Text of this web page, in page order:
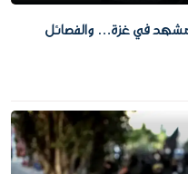
في غزة… والفصائل